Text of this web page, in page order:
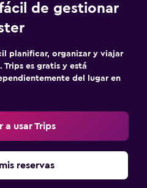
de gestionar
planificar, organizar y viajar
es gratis y está
del lugar en
a usar Trips
reservas